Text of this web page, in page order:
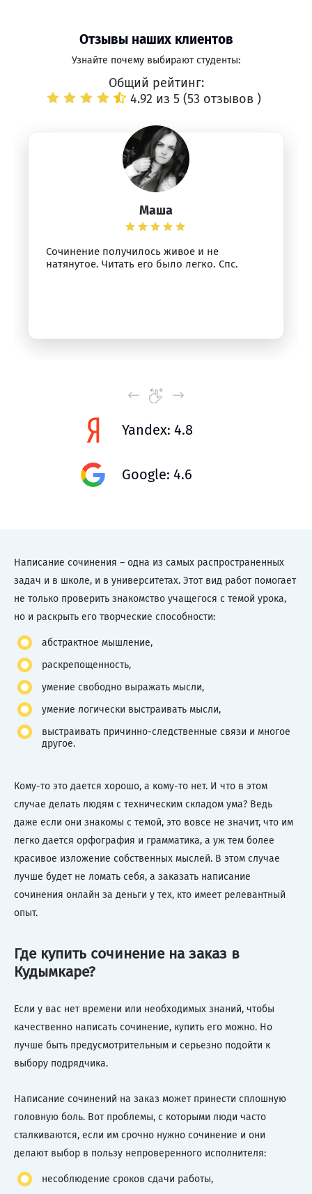
Отзывы наших клиентов
Узнайте почему выбирают студенты:
Общий рейтинг:
4.92 из 5 (53 отзывов )
Маша
Сочинение получилось живое и не
натянутое. Читать его было легко. Спс.
Yandex: 4.8
Google: 4.6
Написание сочинения – одна из самых распространенных
задач и в школе, и в университетах. Этот вид работ помогает
не только проверить знакомство учащегося с темой урока,
но и раскрыть его творческие способности:
абстрактное мышление,
раскрепощенность,
умение свободно выражать мысли,
умение логически выстраивать мысли,
выстраивать причинно-следственные связи и многое
другое.
Кому-то это дается хорошо, а кому-то нет. И что в этом
случае делать людям с техническим складом ума? Ведь
даже если они знакомы с темой, это вовсе не значит, что им
легко дается орфография и грамматика, а уж тем более
красивое изложение собственных мыслей. В этом случае
лучше будет не ломать себя, а заказать написание
сочинения онлайн за деньги у тех, кто имеет релевантный
опыт.
Где купить сочинение на заказ в
Кудымкаре?
Если у вас нет времени или необходимых знаний, чтобы
качественно написать сочинение, купить его можно. Но
лучше быть предусмотрительным и серьезно подойти к
выбору подрядчика.
Написание сочинений на заказ может принести сплошную
головную боль. Вот проблемы, с которыми люди часто
сталкиваются, если им срочно нужно сочинение и они
делают выбор в пользу непроверенного исполнителя:
несоблюдение сроков сдачи работы,